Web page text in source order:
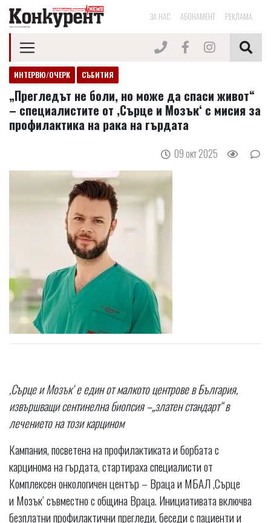
ЗА НАС АБОНАМЕНТ РЕКЛАМА
ИНТЕРВЮ/ОЧЕРК СЪБИТИЯ
„Прегледът не боли, но може да спаси живот“
– специалистите от ‚Сърце и Мозък‘ с мисия за
профилактика на рака на гърдата
09 окт 2025
,Сърце и Мозък‘ е един от малкото центрове в България,
извършващи сентинелна биопсия –„златен стандарт“ в
лечението на този карцином
Кампания, посветена на профилактиката и борбата с
карциномa на гърдата, стартираха специалисти от
Комплексен онкологичен център – Враца и МБАЛ ,Сърце
и Мозък’ съвместно с община Враца. Инициативата включва
безплатни профилактични прегледи, беседи с пациенти и